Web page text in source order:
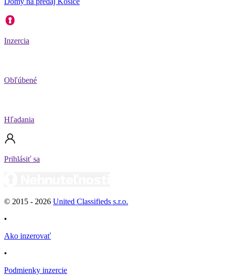
Inzercia
Obľúbené
Hľadania
Prihlásiť sa
© 2015 - 2026 United Classifieds s.r.o.
•
Ako inzerovať
•
Podmienky inzercie